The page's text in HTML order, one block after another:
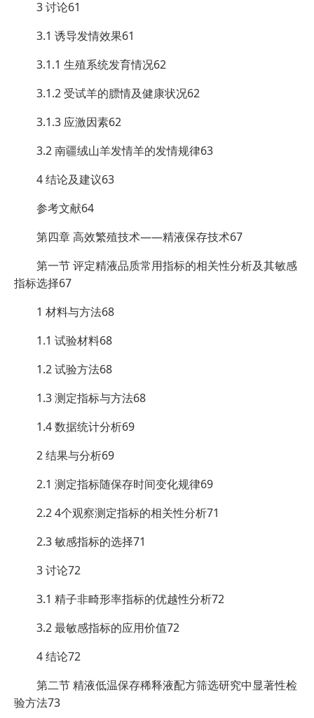
3 讨论61
3.1 诱导发情效果61
3.1.1 生殖系统发育情况62
3.1.2 受试羊的膘情及健康状况62
3.1.3 应激因素62
3.2 南疆绒山羊发情羊的发情规律63
4 结论及建议63
参考文献64
第四章 高效繁殖技术——精液保存技术67
第一节 评定精液品质常用指标的相关性分析及其敏感
指标选择67
1 材料与方法68
1.1 试验材料68
1.2 试验方法68
1.3 测定指标与方法68
1.4 数据统计分析69
2 结果与分析69
2.1 测定指标随保存时间变化规律69
2.2 4个观察测定指标的相关性分析71
2.3 敏感指标的选择71
3 讨论72
3.1 精子非畸形率指标的优越性分析72
3.2 最敏感指标的应用价值72
4 结论72
第二节 精液低温保存稀释液配方筛选研究中显著性检
验方法73